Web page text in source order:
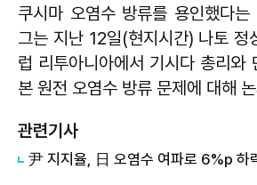
쿠시마 오염수 방류를 용인했다
그는 지난 12일(현지시간) 나토 정
럽 리투아니아에서 기시다 총리와
본 원전 오염수 방류 문제에 대해
관련기사